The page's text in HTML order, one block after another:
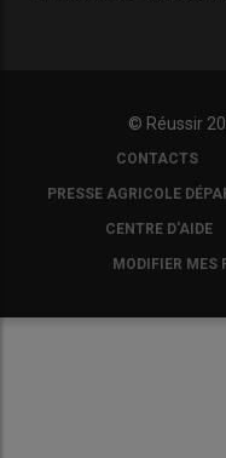
© Réussir
COPYRIGHTCONTACTS
PRESSE AGRICOLE
CENTRE D'AIDE
MODIFIER MES